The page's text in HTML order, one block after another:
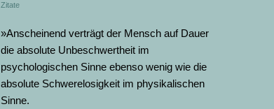
Zitate
»Anscheinend verträgt der Mensch auf Dauer
die absolute Unbeschwertheit im
psychologischen Sinne ebenso wenig wie die
absolute Schwerelosigkeit im physikalischen
Sinne.